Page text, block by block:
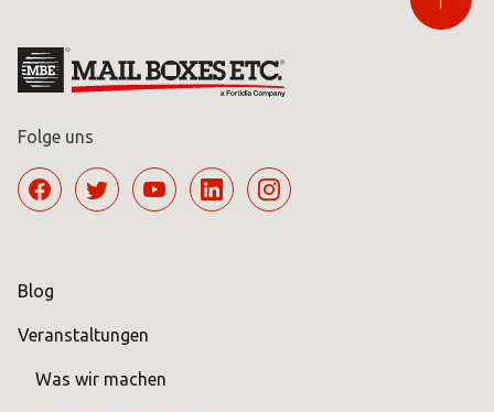
Folge uns
Blog
Veranstaltungen
Was wir machen